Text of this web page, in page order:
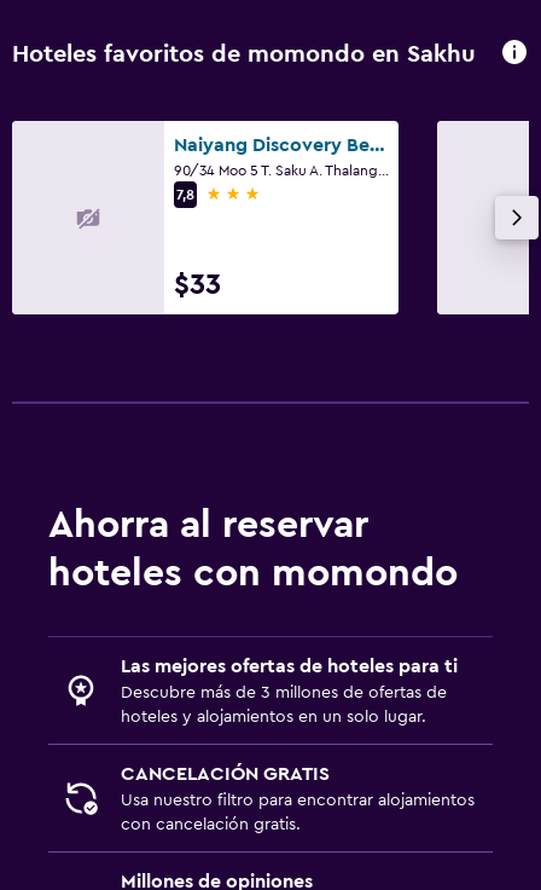
Hoteles favoritos de momondo en Sakhu
Naiyang Discovery Beach Resort SHA
7,8
3 estrellas
$33
Ahorra al reservar
hoteles con momondo
Las mejores ofertas de hoteles para ti
Descubre más de 3 millones de ofertas de
hoteles y alojamientos en un solo lugar.
CANCELACIÓN GRATIS
Usa nuestro filtro para encontrar alojamientos
con cancelación gratis.
Millones de opiniones